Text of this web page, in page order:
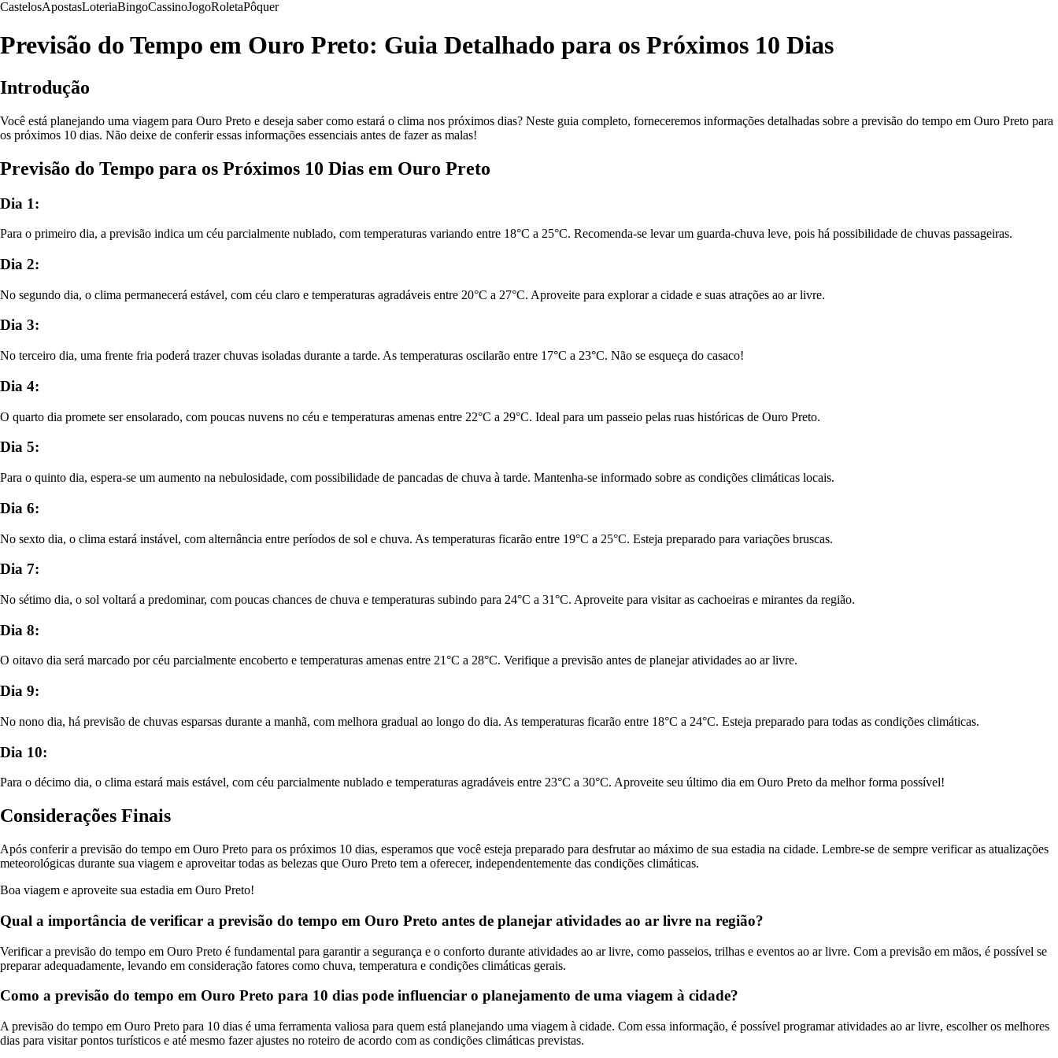
CastelosApostasLoteriaBingoCassinoJogoRoletaPôquer
Previsão do Tempo em Ouro Preto: Guia Detalhado para os Próximos 10 Dias
Introdução
Você está planejando uma viagem para Ouro Preto e deseja saber como estará o clima nos próximos dias? Neste guia completo, forneceremos informações detalhadas sobre a previsão do tempo em Ouro Preto para
os próximos 10 dias. Não deixe de conferir essas informações essenciais antes de fazer as malas!
Previsão do Tempo para os Próximos 10 Dias em Ouro Preto
Dia 1:
Para o primeiro dia, a previsão indica um céu parcialmente nublado, com temperaturas variando entre 18°C a 25°C. Recomenda-se levar um guarda-chuva leve, pois há possibilidade de chuvas passageiras.
Dia 2:
No segundo dia, o clima permanecerá estável, com céu claro e temperaturas agradáveis entre 20°C a 27°C. Aproveite para explorar a cidade e suas atrações ao ar livre.
Dia 3:
No terceiro dia, uma frente fria poderá trazer chuvas isoladas durante a tarde. As temperaturas oscilarão entre 17°C a 23°C. Não se esqueça do casaco!
Dia 4:
O quarto dia promete ser ensolarado, com poucas nuvens no céu e temperaturas amenas entre 22°C a 29°C. Ideal para um passeio pelas ruas históricas de Ouro Preto.
Dia 5:
Para o quinto dia, espera-se um aumento na nebulosidade, com possibilidade de pancadas de chuva à tarde. Mantenha-se informado sobre as condições climáticas locais.
Dia 6:
No sexto dia, o clima estará instável, com alternância entre períodos de sol e chuva. As temperaturas ficarão entre 19°C a 25°C. Esteja preparado para variações bruscas.
Dia 7:
No sétimo dia, o sol voltará a predominar, com poucas chances de chuva e temperaturas subindo para 24°C a 31°C. Aproveite para visitar as cachoeiras e mirantes da região.
Dia 8:
O oitavo dia será marcado por céu parcialmente encoberto e temperaturas amenas entre 21°C a 28°C. Verifique a previsão antes de planejar atividades ao ar livre.
Dia 9:
No nono dia, há previsão de chuvas esparsas durante a manhã, com melhora gradual ao longo do dia. As temperaturas ficarão entre 18°C a 24°C. Esteja preparado para todas as condições climáticas.
Dia 10:
Para o décimo dia, o clima estará mais estável, com céu parcialmente nublado e temperaturas agradáveis entre 23°C a 30°C. Aproveite seu último dia em Ouro Preto da melhor forma possível!
Considerações Finais
Após conferir a previsão do tempo em Ouro Preto para os próximos 10 dias, esperamos que você esteja preparado para desfrutar ao máximo de sua estadia na cidade. Lembre-se de sempre verificar as atualizações
meteorológicas durante sua viagem e aproveitar todas as belezas que Ouro Preto tem a oferecer, independentemente das condições climáticas.
Boa viagem e aproveite sua estadia em Ouro Preto!
Qual a importância de verificar a previsão do tempo em Ouro Preto antes de planejar atividades ao ar livre na região?
Verificar a previsão do tempo em Ouro Preto é fundamental para garantir a segurança e o conforto durante atividades ao ar livre, como passeios, trilhas e eventos ao ar livre. Com a previsão em mãos, é possível se
preparar adequadamente, levando em consideração fatores como chuva, temperatura e condições climáticas gerais.
Como a previsão do tempo em Ouro Preto para 10 dias pode influenciar o planejamento de uma viagem à cidade?
A previsão do tempo em Ouro Preto para 10 dias é uma ferramenta valiosa para quem está planejando uma viagem à cidade. Com essa informação, é possível programar atividades ao ar livre, escolher os melhores
dias para visitar pontos turísticos e até mesmo fazer ajustes no roteiro de acordo com as condições climáticas previstas.